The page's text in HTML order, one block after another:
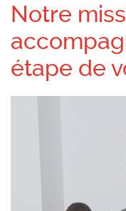
Notre
étape de